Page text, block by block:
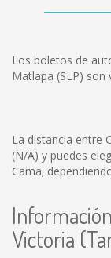
Los boletos de
Matlapa (SLP) son
La distancia entre
(N/A) y puedes
Cama;
Victoria